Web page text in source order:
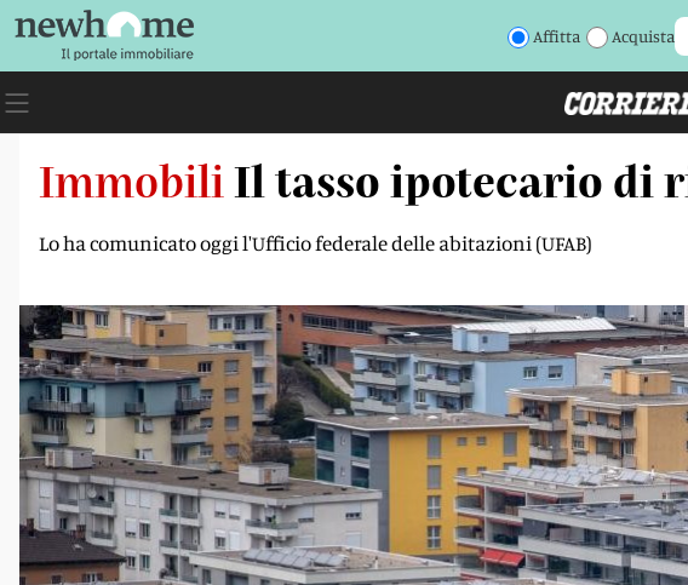
Affitta Acquista
Immobili Il tasso ipotecario di
Lo ha comunicato oggi l'Ufficio federale delle abitazioni (UFAB)